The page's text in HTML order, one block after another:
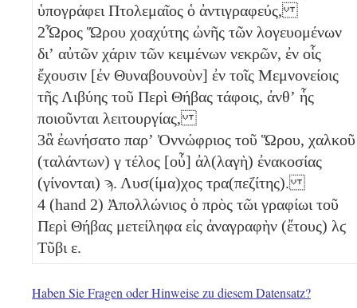
ὑπογράφει Πτολεμαῖος ὁ ἀντιγραφεύς,
2Ὧρος Ὥρου χοαχύτης ὠνῆς τῶν λογευομένων
διʼ αὐτῶν χάριν τῶν κειμένων νεκρῶν, ἐν οἷς
ἔχουσιν [ἐν Θυναβουνοὺν] ἐν τοῖς Μεμνονείοις
τῆς Λιβύης τοῦ Περὶ Θήβας τάφοις, ἀνθʼ ἧς
ποιοῦνται λειτουργίας,
3ἃ ἐωνήσατο παρʼ Ὀννώφριος τοῦ Ὥρου, χαλκοῦ
(ταλάντων) γ τέλος [οὗ] ἀλ(λαγὴ) ἐνακοσίας
(γίνονται) ϡ. Λυσ(ίμα)χος τρα(πεζίτης).
4 (hand 2) Ἀπολλώνιος ὁ πρὸς τῶι γραφίωι τοῦ
Περὶ Θήβας μετείληφα εἰς ἀναγραφὴν (ἔτους) λϛ
Τῦβι ε.
Haben Sie Fragen oder Hinweise zu diesem Datensatz?